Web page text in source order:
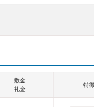
敷金
礼金
特